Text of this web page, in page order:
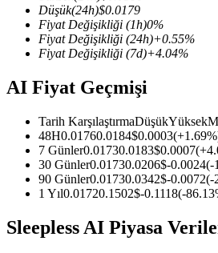
TradFi
Hisse senetleri, döviz, değerli
USDC Vadeli İşlemleri
Düşük(24h)$0.0179
Fiyat Değişikliği (1h)0%
Fiyat Değişikliği (24h)+0.55%
Fiyat Değişikliği (7d)+4.04%
AI Fiyat Geçmişi
Tarih KarşılaştırmaDüşükYüksek
48H0.01760.0184$0.0003(+1.69
7 Günler0.01730.0183$0.0007(+
30 Günler0.01730.0206$-0.0024(-
90 Günler0.01730.0342$-0.0072(-
1 Yıl0.01720.1502$-0.1118(-86.13
Sleepless AI Piyasa